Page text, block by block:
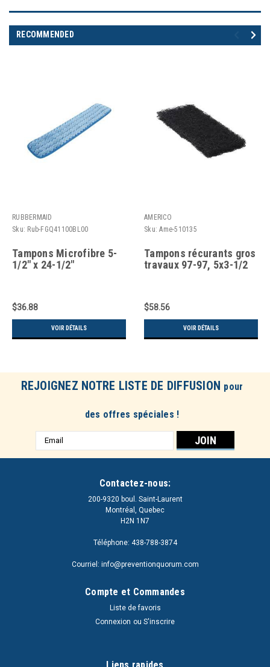
RECOMMENDED
RUBBERMAID
Sku: Rub-FGQ41100BL00
Tampons Microfibre 5-
1/2" x 24-1/2"
$36.88
VOIR DÉTAILS
AMERICO
Sku: Ame-510135
Tampons récurants gros
travaux 97-97, 5x3-1/2
$58.56
VOIR DÉTAILS
REJOIGNEZ NOTRE LISTE DE DIFFUSION pour
des offres spéciales !
Adresse
e-
Contactez-nous:
200-9320 boul. Saint-Laurent
Montréal, Quebec
H2N 1N7
Téléphone: 438-788-3874
Courriel: info@preventionquorum.com
Compte et Commandes
Liste de favoris
Connexion ou S'inscrire